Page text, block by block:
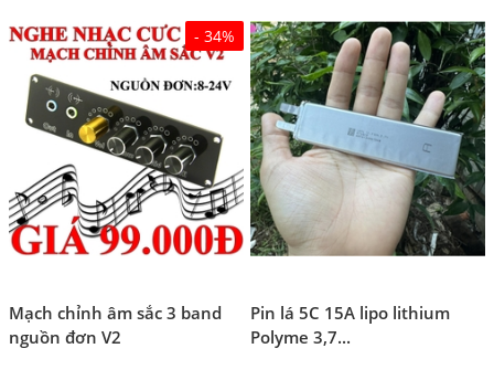
- 34%
Mạch chỉnh âm sắc 3 band
nguồn đơn V2
Pin lá 5C 15A lipo lithium
Polyme 3,7...